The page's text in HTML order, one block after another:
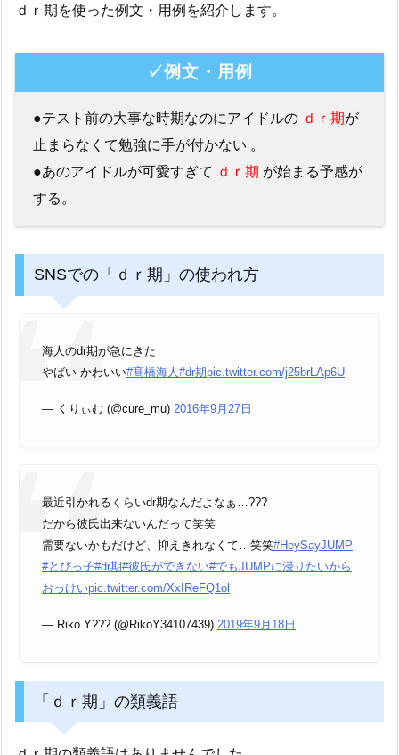
ｄｒ期を使った例文・用例を紹介します。
✓例文・用例
●テスト前の大事な時期なのにアイドルの ｄｒ期が
止まらなくて勉強に手が付かない 。
●あのアイドルが可愛すぎて ｄｒ期 が始まる予感が
する。
SNSでの「ｄｒ期」の使われ方
海人のdr期が急にきた
やばい かわいい#髙橋海人#dr期pic.twitter.com/j25brLAp6U
— くりぃむ (@cure_mu) 2016年9月27日
最近引かれるくらいdr期なんだよなぁ…???
だから彼氏出来ないんだって笑笑
需要ないかもだけど、抑えきれなくて…笑笑#HeySayJUMP
#とびっ子#dr期#彼氏ができない#でもJUMPに浸りたいから
おっけいpic.twitter.com/XxIReFQ1ol
— Riko.Y??? (@RikoY34107439) 2019年9月18日
「ｄｒ期」の類義語